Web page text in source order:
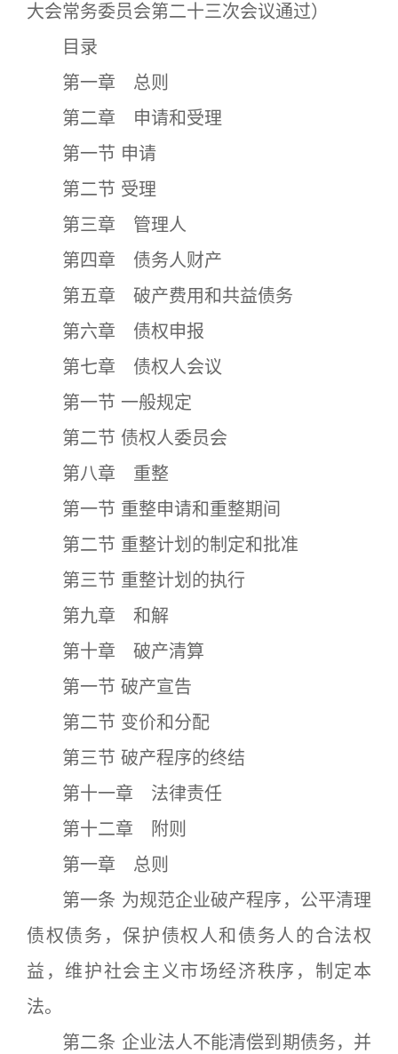
大会常务委员会第二十三次会议通过）
目录
第一章 总则
第二章 申请和受理
第一节 申请
第二节 受理
第三章 管理人
第四章 债务人财产
第五章 破产费用和共益债务
第六章 债权申报
第七章 债权人会议
第一节 一般规定
第二节 债权人委员会
第八章 重整
第一节 重整申请和重整期间
第二节 重整计划的制定和批准
第三节 重整计划的执行
第九章 和解
第十章 破产清算
第一节 破产宣告
第二节 变价和分配
第三节 破产程序的终结
第十一章 法律责任
第十二章 附则
第一章 总则
第一条 为规范企业破产程序，公平清理
债权债务，保护债权人和债务人的合法权
益，维护社会主义市场经济秩序，制定本
法。
第二条 企业法人不能清偿到期债务，并